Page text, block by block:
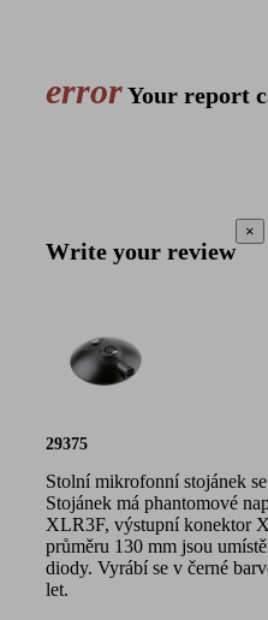
errorYour report
Write your review
×
29375
Stolní mikrofonní stojánek
Stojánek má phantomové
XLR3F, výstupní konektor
průměru 130 mm jsou
diody. Vyrábí se v černé
let.